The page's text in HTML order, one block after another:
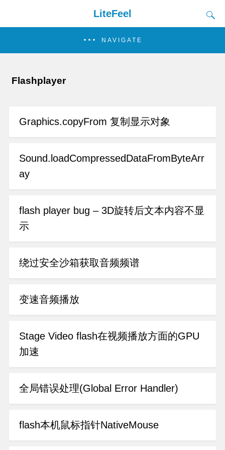
LiteFeel
NAVIGATE
Flashplayer
Graphics.copyFrom 复制显示对象
Sound.loadCompressedDataFromByteArr
ay
flash player bug – 3D旋转后文本内容不显
示
绕过安全沙箱获取音频频谱
变速音频播放
Stage Video flash在视频播放方面的GPU
加速
全局错误处理(Global Error Handler)
flash本机鼠标指针NativeMouse